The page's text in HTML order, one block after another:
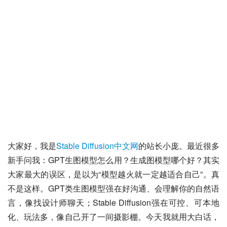
大家好，我是Stable Diffusion中文网的站长小庞。最近很多
新手问我：GPT生图模型怎么用？生成图模型哪个好？其实
大家最大的误区，是以为“模型越火就一定越适合自己”。真
不是这样。GPT类生图模型强在好沟通、会理解你的自然语
言，像找设计师聊天；Stable Diffusion强在可控、可本地
化、玩法多，像自己开了一间摄影棚。今天我就用大白话，